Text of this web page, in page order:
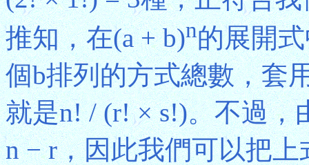
推知，在(a + b)n的展開
個b排列的方式總數，套
就是n! / (r! × s!)。不過，
n − r，因此我們可以把